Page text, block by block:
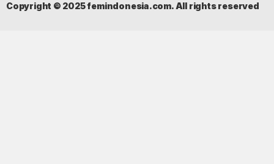
Copyright © 2025 femindonesia.com. All rights reserved